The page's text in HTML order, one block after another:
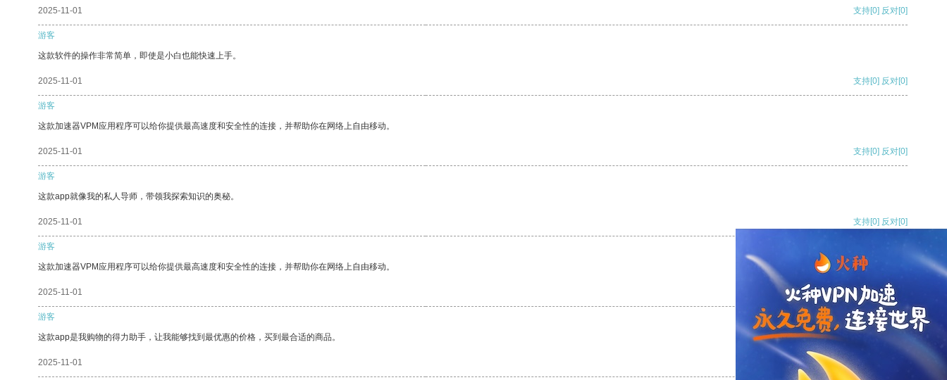
2025-11-01 支持[0] 反对[0]
游客
这款软件的操作非常简单，即使是小白也能快速上手。
2025-11-01 支持[0] 反对[0]
游客
这款加速器VPM应用程序可以给你提供最高速度和安全性的连接，并帮助你在网络上自由移动。
2025-11-01 支持[0] 反对[0]
游客
这款app就像我的私人导师，带领我探索知识的奥秘。
2025-11-01 支持[0] 反对[0]
游客
这款加速器VPM应用程序可以给你提供最高速度和安全性的连接，并帮助你在网络上自由移动。
2025-11-01 支持[0] 反对
游客
这款app是我购物的得力助手，让我能够找到最优惠的价格，买到最合适的商品。
2025-11-01 支持